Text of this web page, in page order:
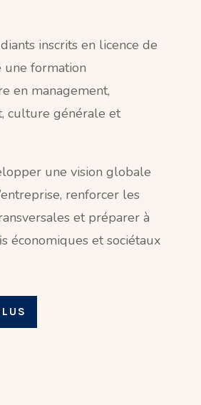
inscrits en licence de
une formation
en management,
culture générale et
une vision globale
renforcer les
et préparer à
économiques et sociétaux